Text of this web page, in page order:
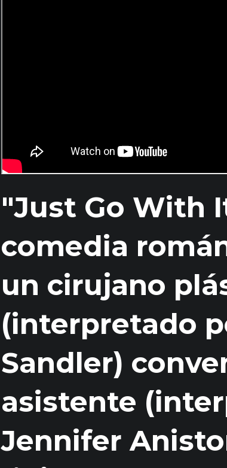
"Just Go With
comedia
un cirujano
(interpretado
Sandler)
asistente
Jennifer